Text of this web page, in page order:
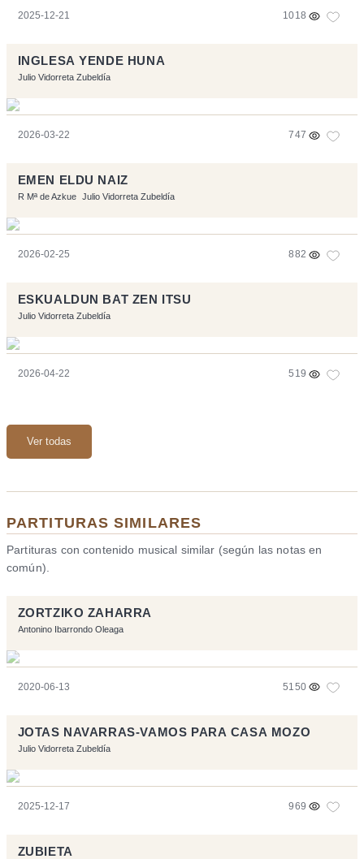
2025-12-21 1018
INGLESA YENDE HUNA
Julio Vidorreta Zubeldía
2026-03-22 747
EMEN ELDU NAIZ
R Mª de Azkue Julio Vidorreta Zubeldía
2026-02-25 882
ESKUALDUN BAT ZEN ITSU
Julio Vidorreta Zubeldía
2026-04-22 519
Ver todas
PARTITURAS SIMILARES
Partituras con contenido musical similar (según las notas en
común).
ZORTZIKO ZAHARRA
Antonino Ibarrondo Oleaga
2020-06-13 5150
JOTAS NAVARRAS-VAMOS PARA CASA MOZO
Julio Vidorreta Zubeldía
2025-12-17 969
ZUBIETA